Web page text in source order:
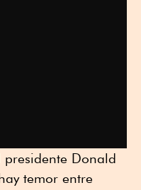
presidente Donald
temor entre